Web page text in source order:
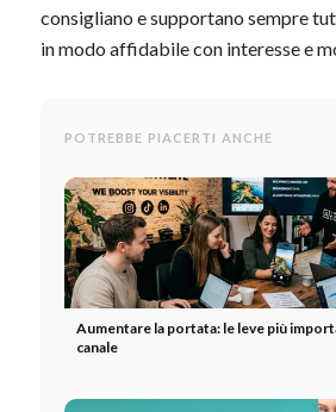
consigliano e supportano sempre
in modo affidabile con interesse e
POTREBBE PIACERTI ANCHE
Aumentare la portata: le leve più
canale